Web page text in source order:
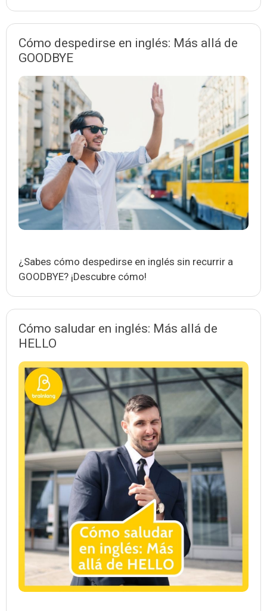
Cómo despedirse en inglés: Más allá de
GOODBYE
¿Sabes cómo despedirse en inglés sin recurrir a
GOODBYE? ¡Descubre cómo!
Cómo saludar en inglés: Más allá de
HELLO